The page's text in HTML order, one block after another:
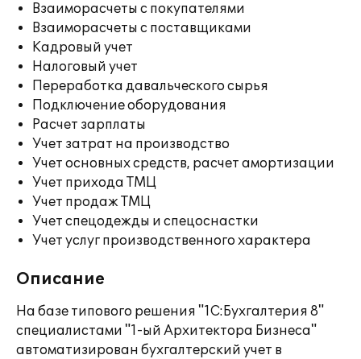
Взаиморасчеты с покупателями
Взаиморасчеты с поставщиками
Кадровый учет
Налоговый учет
Переработка давальческого сырья
Подключение оборудования
Расчет зарплаты
Учет затрат на производство
Учет основных средств, расчет амортизации
Учет прихода ТМЦ
Учет продаж ТМЦ
Учет спецодежды и спецоснастки
Учет услуг производственного характера
Описание
На базе типового решения "1С:Бухгалтерия 8"
специалистами "1-ый Архитектора Бизнеса"
автоматизирован бухгалтерский учет в